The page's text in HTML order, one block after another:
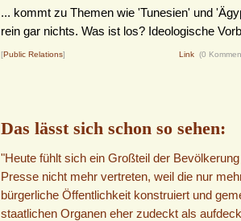
... kommt zu Themen wie 'Tunesien' und
rein gar nichts. Was ist los? Ideologische
[Public Relations] Link (0
Das lässt sich schon so sehen:
"Heute fühlt sich ein Großteil der
Presse nicht mehr vertreten, weil die nur
bürgerliche Öffentlichkeit konstruiert und
staatlichen Organen eher zudeckt als